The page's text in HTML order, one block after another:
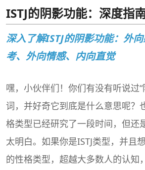
ISTJ的阴影功能：深度指
深入了解ISTJ的阴影功能：外
考、外向情感、内向直觉
嘿，小伙伴们！你们有没有听说过
词，并好奇它到底是什么意思呢？
格类型已经研究了一段时间，但还
太明白。如果你是ISTJ类型，并且
的性格类型，超越大多数人的认知